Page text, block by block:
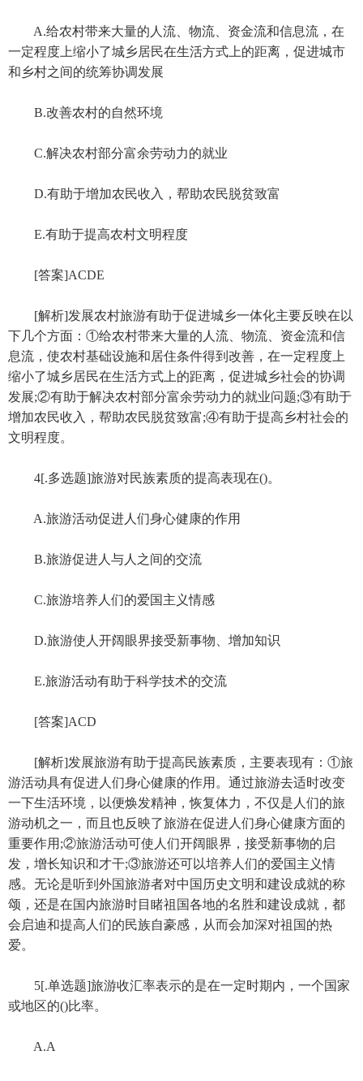
A.给农村带来大量的人流、物流、资金流和信息流，在
一定程度上缩小了城乡居民在生活方式上的距离，促进城市
和乡村之间的统筹协调发展
B.改善农村的自然环境
C.解决农村部分富余劳动力的就业
D.有助于增加农民收入，帮助农民脱贫致富
E.有助于提高农村文明程度
[答案]ACDE
[解析]发展农村旅游有助于促进城乡一体化主要反映在以
下几个方面：①给农村带来大量的人流、物流、资金流和信
息流，使农村基础设施和居住条件得到改善，在一定程度上
缩小了城乡居民在生活方式上的距离，促进城乡社会的协调
发展;②有助于解决农村部分富余劳动力的就业问题;③有助于
增加农民收入，帮助农民脱贫致富;④有助于提高乡村社会的
文明程度。
4[.多选题]旅游对民族素质的提高表现在()。
A.旅游活动促进人们身心健康的作用
B.旅游促进人与人之间的交流
C.旅游培养人们的爱国主义情感
D.旅游使人开阔眼界接受新事物、增加知识
E.旅游活动有助于科学技术的交流
[答案]ACD
[解析]发展旅游有助于提高民族素质，主要表现有：①旅
游活动具有促进人们身心健康的作用。通过旅游去适时改变
一下生活环境，以便焕发精神，恢复体力，不仅是人们的旅
游动机之一，而且也反映了旅游在促进人们身心健康方面的
重要作用;②旅游活动可使人们开阔眼界，接受新事物的启
发，增长知识和才干;③旅游还可以培养人们的爱国主义情
感。无论是听到外国旅游者对中国历史文明和建设成就的称
颂，还是在国内旅游时目睹祖国各地的名胜和建设成就，都
会启迪和提高人们的民族自豪感，从而会加深对祖国的热
爱。
5[.单选题]旅游收汇率表示的是在一定时期内，一个国家
或地区的()比率。
A.A